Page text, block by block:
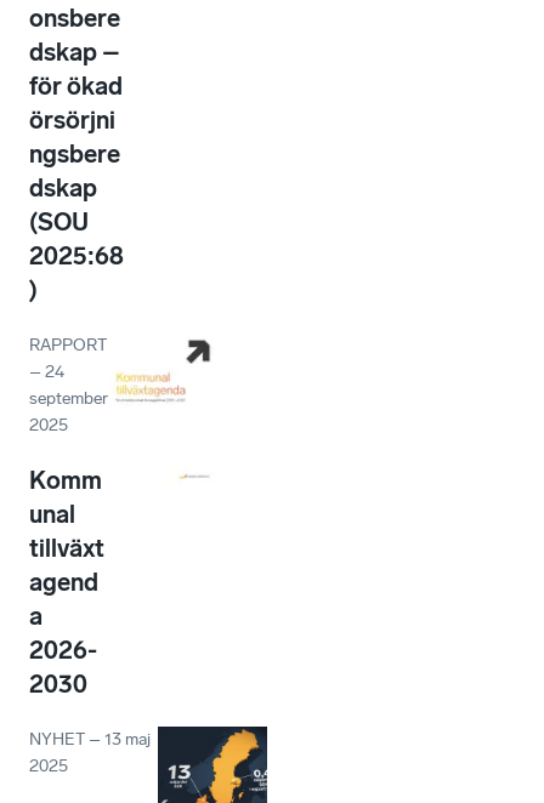
onsbere
dskap –
för ökad
örsörjni
ngsbere
dskap
(SOU
2025:68
)
RAPPORT
–24
september
2025
Komm
unal
tillväxt
agend
a
2026-
2030
NYHET –13 maj
2025